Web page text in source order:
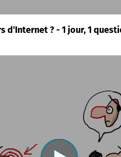
d'Internet ? - 1 jour, 1